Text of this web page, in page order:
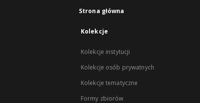
Strona główna
Kolekcje
Kolekcje instytucji
Kolekcje osób prywatnych
Kolekcje tematyczne
Formy zbiorów